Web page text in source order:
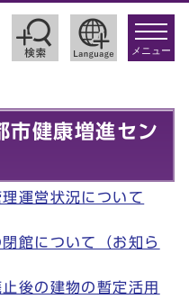
toggle
メニュー
市健康増進セン
運営状況について
館について（お知ら
後の建物の暫定活用